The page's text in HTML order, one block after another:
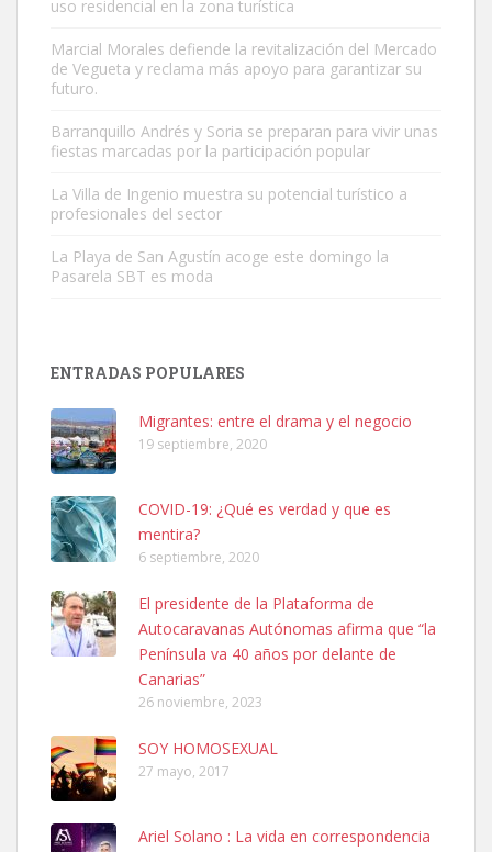
Adopción urgente
hembra, 4 años. Por motivos personales ...
Leales.org » Gran Canaria | 6.7.2025
Leales.org » Gran Canaria
Ninfa perdida
El día 5 se los perdió una ninfa papillera, asustada tiene miedo a la
calle, se perdió por la zon...
Leales.org » Gran Canaria
6.7.2025
Adopcion
uso residencial en la zona turística
Marcial Morales defiende la revitalización del Mercado
de Vegueta y reclama más apoyo para garantizar su
futuro.
Barranquillo Andrés y Soria se preparan para vivir unas
fiestas marcadas por la participación popular
La Villa de Ingenio muestra su potencial turístico a
profesionales del sector
La Playa de San Agustín acoge este domingo la
Pasarela SBT es moda
ENTRADAS POPULARES
Migrantes: entre el drama y el negocio
19 septiembre, 2020
COVID-19: ¿Qué es verdad y que es
mentira?
6 septiembre, 2020
El presidente de la Plataforma de
Autocaravanas Autónomas afirma que “la
Península va 40 años por delante de
Canarias”
26 noviembre, 2023
SOY HOMOSEXUAL
27 mayo, 2017
Ariel Solano : La vida en correspondencia